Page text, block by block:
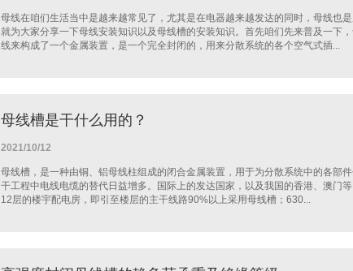
母线在咱们生活当中是越来越常见了，尤其是在电器越来越发达的同时，母线也
就为大家分享一下母线安装知识以及母线槽的安装知识。首先咱们先来普及一下
线来构成了一个金属装置，是一个完全封闭的，用来分散系统的各个空气式插...
母线槽是干什么用的？
2021/10/12
母线槽，是一种由铜、铝母线柱组成的闭合金属装置，用于为分散系统中的各部
干工程中电线电缆的替代日益增多。国际上的发达国家，以及我国的香港、澳门
12层的楼宇配电房，即引至楼层的主干线路90%以上采用母线槽；630...